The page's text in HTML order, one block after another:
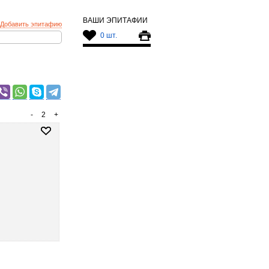
ВАШИ ЭПИТАФИИ
0 шт.
Добавить эпитафию
+
2
-